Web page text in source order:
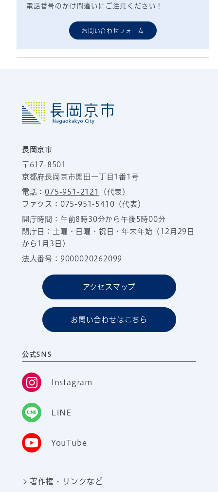
電話番号のかけ間違いにご注意ください！
お問い合わせフォーム
長岡京市
〒617-8501
京都府長岡京市開田一丁目1番1号
電話：075-951-2121
（代表）
ファクス：075-951-5410（代表）
開庁時間：午前8時30分から午後5時00分
閉庁日：土曜・日曜・祝日・年末年始（12月29日
から1月3日）
法人番号：9000020262099
アクセスマップ
お問い合わせはこちら
公式SNS
Instagram
LINE
YouTube
著作権・リンクなど